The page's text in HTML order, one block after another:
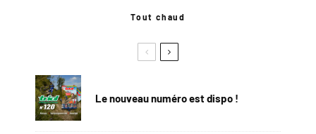
Tout chaud
Le nouveau numéro est dispo !